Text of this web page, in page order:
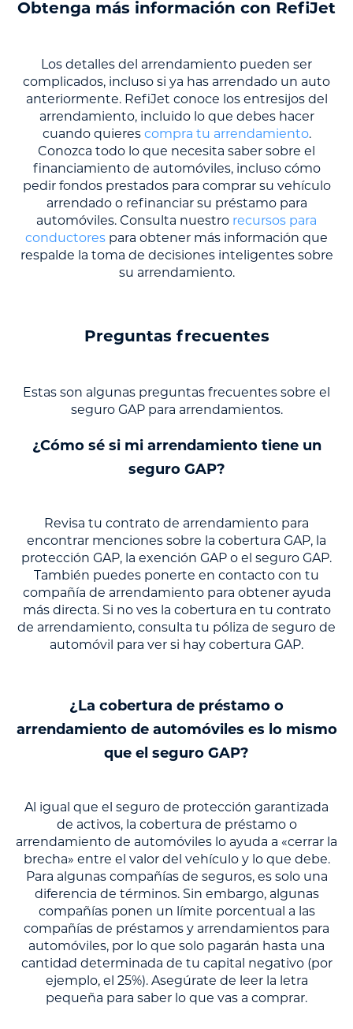
Obtenga más información con RefiJet
Los detalles del arrendamiento pueden ser
complicados, incluso si ya has arrendado un auto
anteriormente. RefiJet conoce los entresijos del
arrendamiento, incluido lo que debes hacer
cuando quieres compra tu arrendamiento.
Conozca todo lo que necesita saber sobre el
financiamiento de automóviles, incluso cómo
pedir fondos prestados para comprar su vehículo
arrendado o refinanciar su préstamo para
automóviles. Consulta nuestro recursos para
conductores para obtener más información que
respalde la toma de decisiones inteligentes sobre
su arrendamiento.
Preguntas frecuentes
Estas son algunas preguntas frecuentes sobre el
seguro GAP para arrendamientos.
¿Cómo sé si mi arrendamiento tiene un
seguro GAP?
Revisa tu contrato de arrendamiento para
encontrar menciones sobre la cobertura GAP, la
protección GAP, la exención GAP o el seguro GAP.
También puedes ponerte en contacto con tu
compañía de arrendamiento para obtener ayuda
más directa. Si no ves la cobertura en tu contrato
de arrendamiento, consulta tu póliza de seguro de
automóvil para ver si hay cobertura GAP.
¿La cobertura de préstamo o
arrendamiento de automóviles es lo mismo
que el seguro GAP?
Al igual que el seguro de protección garantizada
de activos, la cobertura de préstamo o
arrendamiento de automóviles lo ayuda a «cerrar la
brecha» entre el valor del vehículo y lo que debe.
Para algunas compañías de seguros, es solo una
diferencia de términos. Sin embargo, algunas
compañías ponen un límite porcentual a las
compañías de préstamos y arrendamientos para
automóviles, por lo que solo pagarán hasta una
cantidad determinada de tu capital negativo (por
ejemplo, el 25%). Asegúrate de leer la letra
pequeña para saber lo que vas a comprar.